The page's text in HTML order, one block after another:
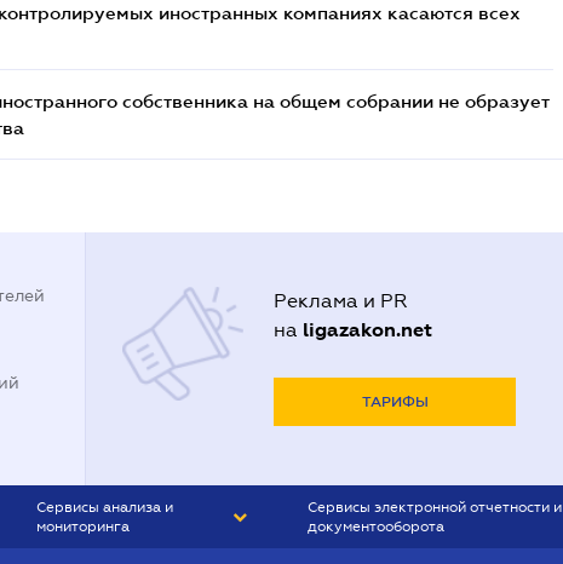
иностранных компаниях касаются всех
собственника на общем собрании не образует
Реклама и PR
на ligazakon.net
ТАРИФЫ
Сервисы анализа и
мониторинга
Сервисы электронной отчетности и
документооборота